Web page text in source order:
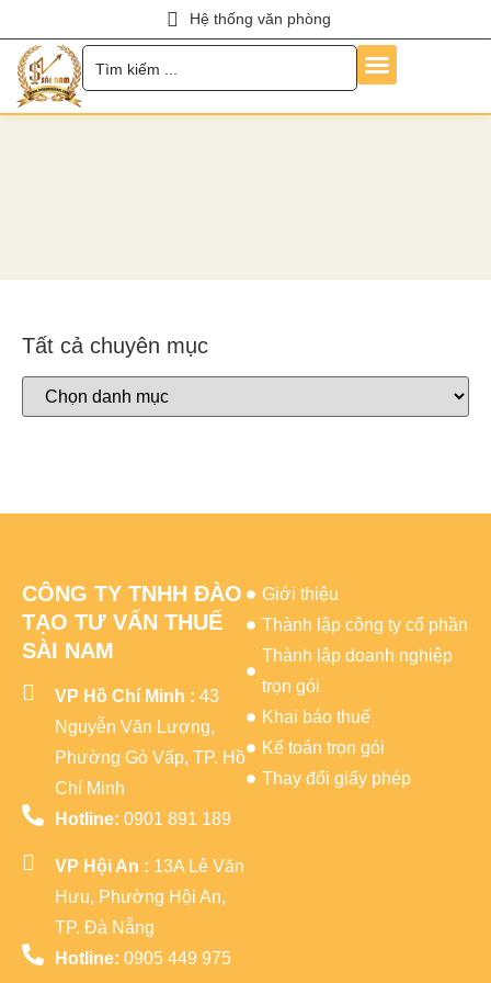
Hệ thống văn phòng
Tất cả chuyên mục
CÔNG TY TNHH ĐÀO
TẠO TƯ VẤN THUẾ
SÀI NAM
VP Hồ Chí Minh : 43
Nguyễn Văn Lượng,
Phường Gò Vấp, TP. Hồ
Chí Minh
Hotline: 0901 891 189
VP Hội An : 13A Lê Văn
Hưu, Phường Hội An,
TP. Đà Nẵng
Hotline: 0905 449 975
Giới thiệu
Thành lập công ty cổ phần
Thành lập doanh nghiệp
trọn gói
Khai báo thuế
Kế toán trọn gói
Thay đổi giấy phép